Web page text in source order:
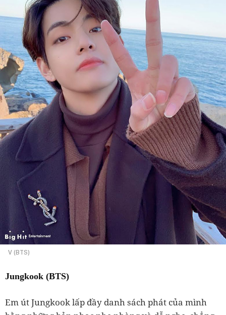
V (BTS)
Jungkook (BTS)
Em út Jungkook lấp đầy danh sách phát của mình